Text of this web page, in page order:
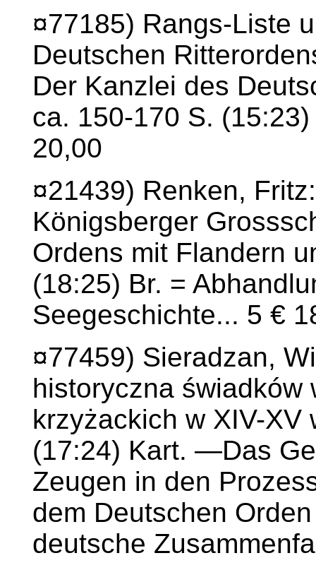
¤77185) Rangs-Liste
Deutschen
Der Kanzlei des
ca. 150-170 S.
20,00
¤21439) Renken,
Königsberger
Ordens mit Flandern
(18:25) Br. =
Seegeschichte... 5 €
¤77459) Sieradzan,
historyczna świadków
krzyżackich w XIV-XV
(17:24) Kart. —Das
Zeugen in den
dem Deutschen
deutsche